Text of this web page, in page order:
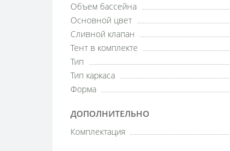
Объем бассейна
Основной цвет
Сливной клапан
Тент в комплекте
Тип
Тип каркаса
Форма
ДОПОЛНИТЕЛЬНО
Комплектация